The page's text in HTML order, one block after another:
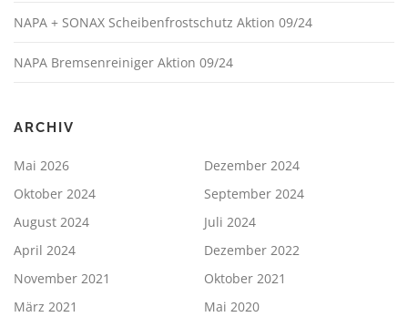
NAPA + SONAX Scheibenfrostschutz Aktion 09/24
NAPA Bremsenreiniger Aktion 09/24
ARCHIV
Mai 2026
Dezember 2024
Oktober 2024
September 2024
August 2024
Juli 2024
April 2024
Dezember 2022
November 2021
Oktober 2021
März 2021
Mai 2020